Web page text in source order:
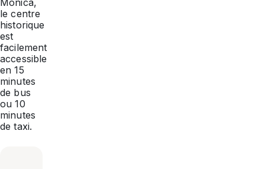
Monica,
le centre
historique
est
facilement
accessible
en 15
minutes
de bus
ou 10
minutes
de taxi.